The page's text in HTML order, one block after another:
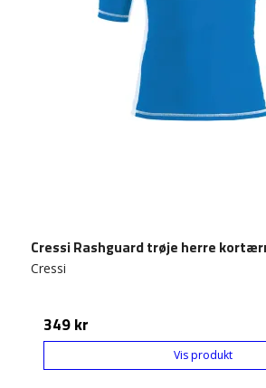
Cressi Rashguard trøje herre
Cressi
349 kr
Vis produkt